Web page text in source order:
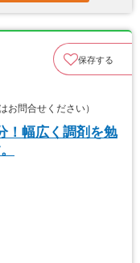
保存する
問合せください）
！幅広く調剤を勉